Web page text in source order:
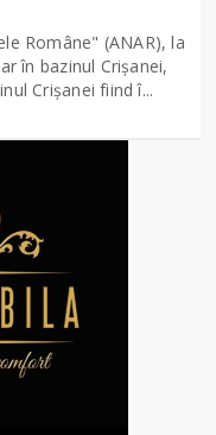
Române" (ANAR), la
în bazinul Crişanei,
Crişanei fiind î...